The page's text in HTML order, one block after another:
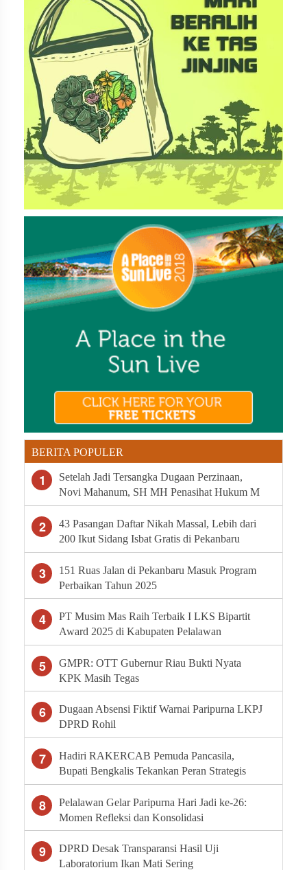
BERITA POPULER
1
Setelah Jadi Tersangka Dugaan Perzinaan,
Novi Mahanum, SH MH Penasihat Hukum M
Minta Polda Riau Segera Tahan Arifman
Syahputra
2
43 Pasangan Daftar Nikah Massal, Lebih dari
200 Ikut Sidang Isbat Gratis di Pekanbaru
3
151 Ruas Jalan di Pekanbaru Masuk Program
Perbaikan Tahun 2025
4
PT Musim Mas Raih Terbaik I LKS Bipartit
Award 2025 di Kabupaten Pelalawan
5
GMPR: OTT Gubernur Riau Bukti Nyata
KPK Masih Tegas
6
Dugaan Absensi Fiktif Warnai Paripurna LKPJ
DPRD Rohil
7
Hadiri RAKERCAB Pemuda Pancasila,
Bupati Bengkalis Tekankan Peran Strategis
Ormas dalam Pembangunan Daerah
8
Pelalawan Gelar Paripurna Hari Jadi ke-26:
Momen Refleksi dan Konsolidasi
Pembangunan
9
DPRD Desak Transparansi Hasil Uji
Laboratorium Ikan Mati Sering